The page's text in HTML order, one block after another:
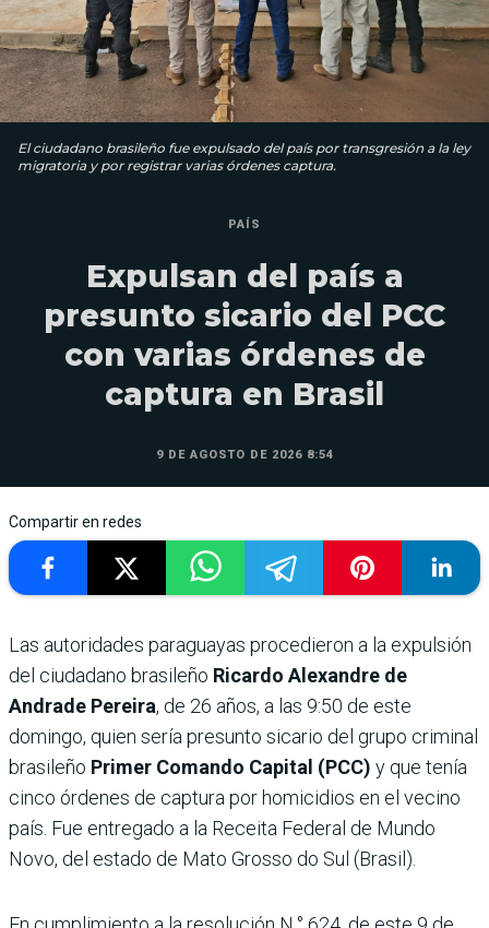
El ciudadano brasileño fue expulsado del país por transgresión a la ley
migratoria y por registrar varias órdenes captura.
PAÍS
Expulsan del país a
presunto sicario del PCC
con varias órdenes de
captura en Brasil
9 DE AGOSTO DE 2026 8:54
Compartir en redes
Las autoridades paraguayas procedieron a la expulsión
del ciudadano brasileño Ricardo Alexandre de
Andrade Pereira, de 26 años, a las 9:50 de este
domingo, quien sería presunto sicario del grupo criminal
brasileño Primer Comando Capital (PCC) y que tenía
cinco órdenes de captura por homicidios en el vecino
país. Fue entregado a la Receita Federal de Mundo
Novo, del estado de Mato Grosso do Sul (Brasil).